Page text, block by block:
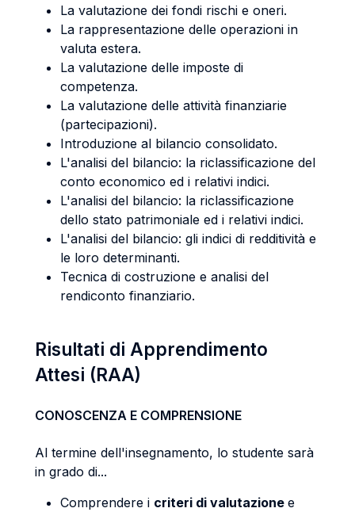
La valutazione dei fondi rischi e oneri.
La rappresentazione delle operazioni in
valuta estera.
La valutazione delle imposte di
competenza.
La valutazione delle attività finanziarie
(partecipazioni).
Introduzione al bilancio consolidato.
L'analisi del bilancio: la riclassificazione del
conto economico ed i relativi indici.
L'analisi del bilancio: la riclassificazione
dello stato patrimoniale ed i relativi indici.
L'analisi del bilancio: gli indici di redditività e
le loro determinanti.
Tecnica di costruzione e analisi del
rendiconto finanziario.
Risultati di Apprendimento
Attesi (RAA)
CONOSCENZA E COMPRENSIONE
Al termine dell'insegnamento, lo studente sarà
in grado di...
Comprendere i criteri di valutazione e